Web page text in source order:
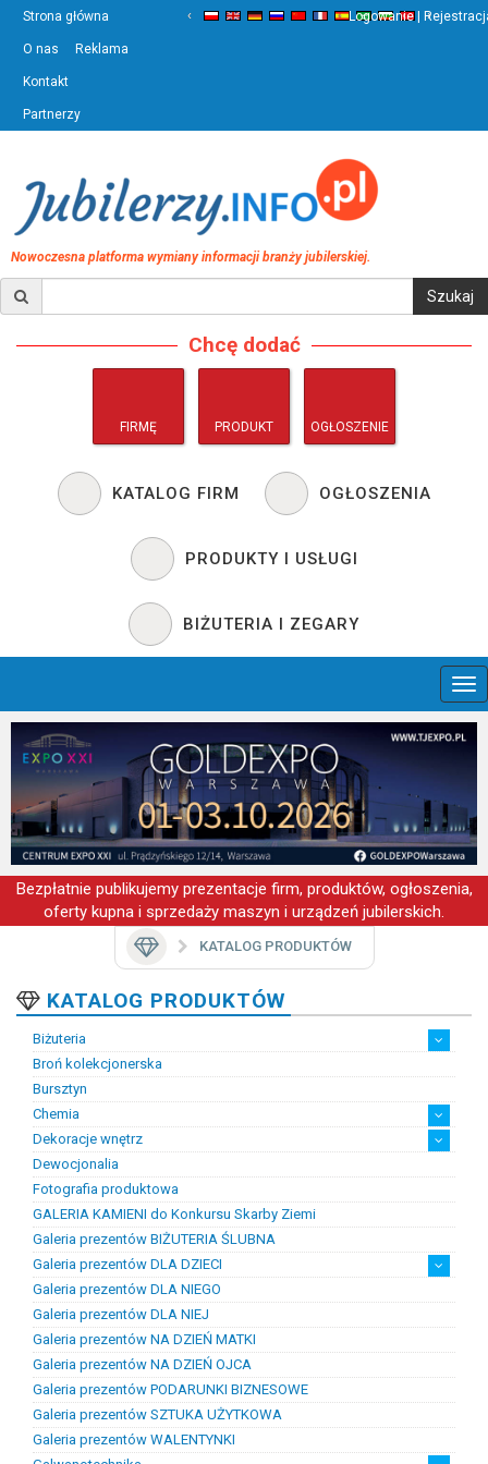
Strona główna
O nas Reklama
Kontakt
Partnerzy
‹ ›
Logowanie |
Nowoczesna platforma wymiany informacji branży jubilerskiej.
Chcę dodać
FIRMĘ PRODUKT OGŁOSZENIE
KATALOG FIRM OGŁOSZENIA
PRODUKTY I USŁUGI
BIŻUTERIA I ZEGARY
Bezpłatnie publikujemy prezentacje firm, produktów, ogłoszenia,
oferty kupna i sprzedaży maszyn i urządzeń jubilerskich.
KATALOG PRODUKTÓW
KATALOG PRODUKTÓW
Biżuteria
Artystyczna biżuteria srebrna
Biżuteria damska
Biżuteria dawna
Biżuteria dziecięca
Biżuteria inteligentna
Biżuteria miejska
Biżuteria męska
Biżuteria na zamówienie
Biżuteria rodowa
Biżuteria sakralna
Biżuteria srebrna
Biżuteria stalowa
Biżuteria stomatologiczna
Biżuteria sztuczna
Biżuteria unikatowa
Biżuteria z bursztynem
Biżuteria z diamentami
Biżuteria złota
Biżuteria ślubna
Obrączki ślubne
Broń kolekcjonerska
Bursztyn
Chemia
Chemia złotnicza
Ciecze probiercze
Kleje
Pasty i proszki do lutowania
Dekoracje wnętrz
Figurki
Lampy i plafony
Świeczniki
Dewocjonalia
Fotografia produktowa
GALERIA KAMIENI do Konkursu Skarby Ziemi
Galeria prezentów BIŻUTERIA ŚLUBNA
Galeria prezentów DLA DZIECI
Prezenty na chrzest i narodziny dzieci
Prezenty na komunię
Galeria prezentów DLA NIEGO
Galeria prezentów DLA NIEJ
Galeria prezentów NA DZIEŃ MATKI
Galeria prezentów NA DZIEŃ OJCA
Galeria prezentów PODARUNKI BIZNESOWE
Galeria prezentów SZTUKA UŻYTKOWA
Galeria prezentów WALENTYNKI